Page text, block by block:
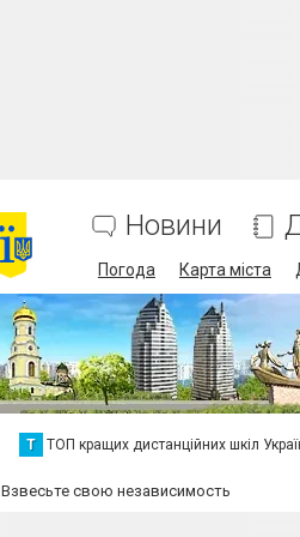
Новини
Погода Карта міста
Т ТОП кращих дистанційних шкіл
Взвесьте свою независимость